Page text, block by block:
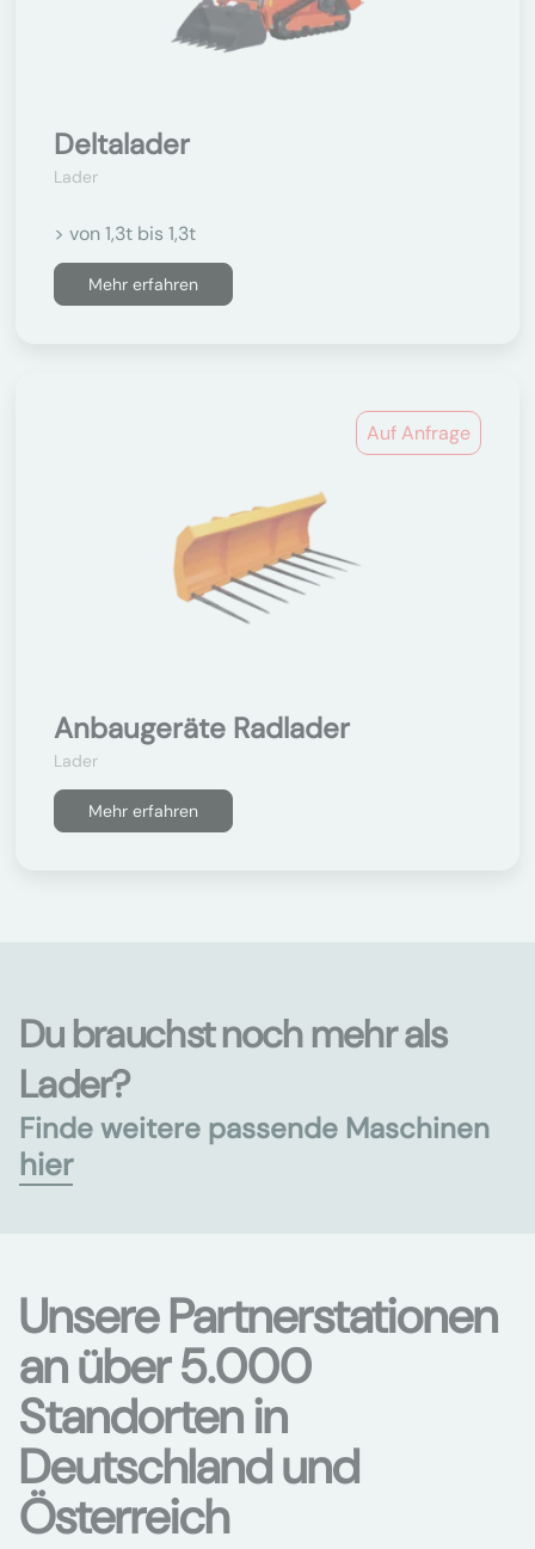
Deltalader
Lader
> von 1,3t bis 1,3t
Mehr erfahren
Auf Anfrage
Anbaugeräte Radlader
Lader
Mehr erfahren
Du brauchst noch mehr als
Lader?
Finde weitere passende Maschinen
hier
Unsere Partnerstationen
an über 5.000
Standorten in
Deutschland und
Österreich